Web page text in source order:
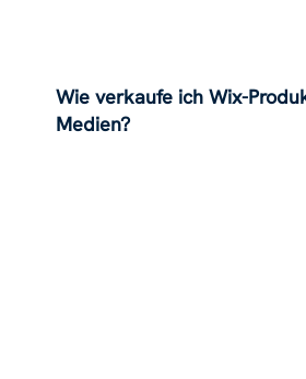
Wie verkaufe ich Wix-
Medien?